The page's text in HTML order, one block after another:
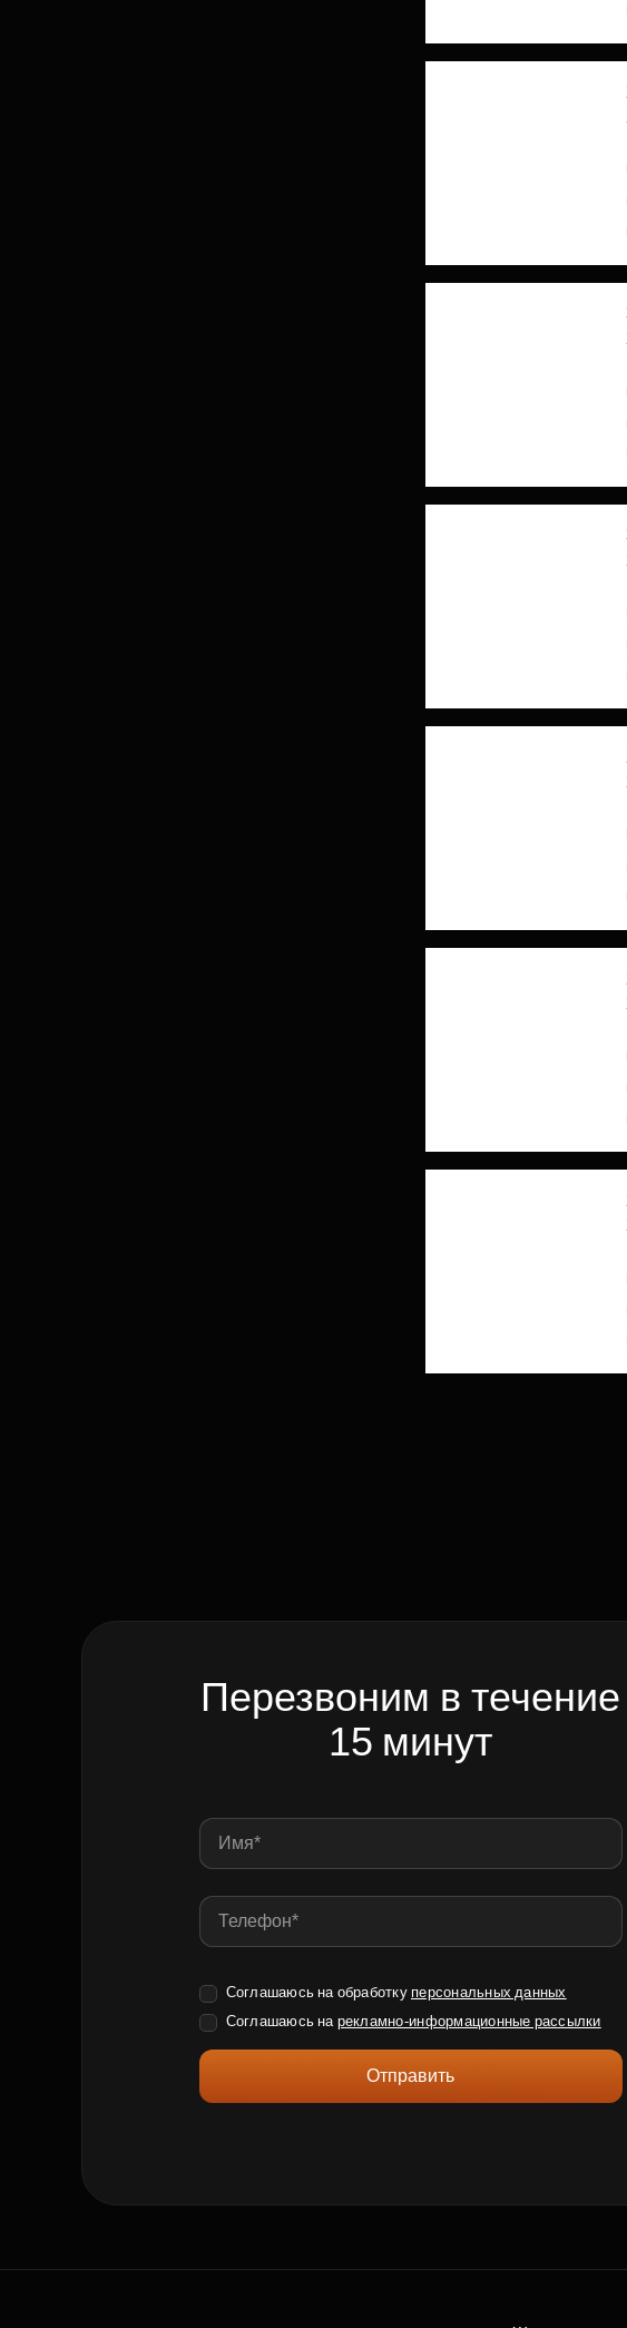
Перезвоним в течение
15 минут
Соглашаюсь на обработку персональных данных
Соглашаюсь на рекламно-информационные рассылки
Отправить